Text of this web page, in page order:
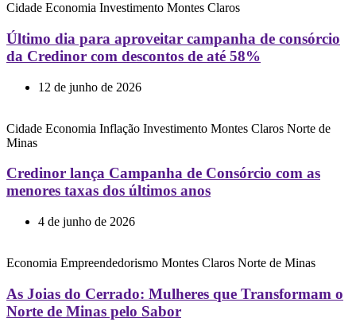
Cidade Economia Investimento Montes Claros
Último dia para aproveitar campanha de consórcio
da Credinor com descontos de até 58%
12 de junho de 2026
Cidade Economia Inflação Investimento Montes Claros Norte de
Minas
Credinor lança Campanha de Consórcio com as
menores taxas dos últimos anos
4 de junho de 2026
Economia Empreendedorismo Montes Claros Norte de Minas
As Joias do Cerrado: Mulheres que Transformam o
Norte de Minas pelo Sabor